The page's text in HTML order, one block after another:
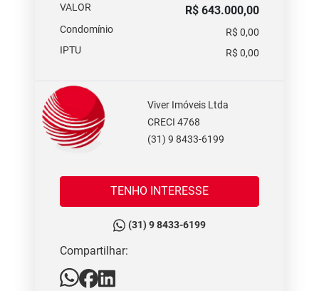
VALOR R$ 643.000,00
Condomínio
R$ 0,00
IPTU
R$ 0,00
Viver Imóveis Ltda
CRECI 4768
(31) 9 8433-6199
TENHO INTERESSE
(31) 9 8433-6199
Compartilhar: